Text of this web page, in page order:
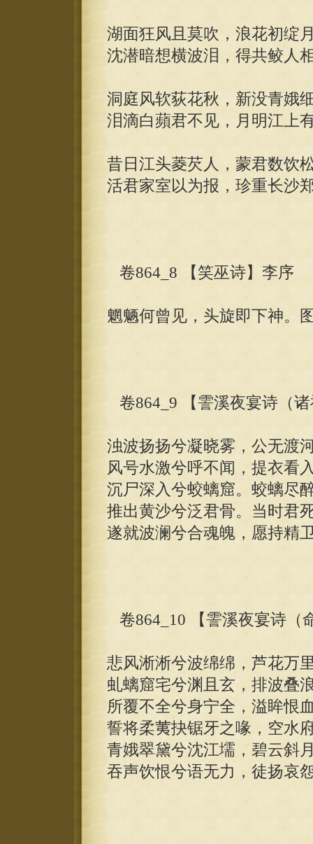
湖面狂风且莫吹，浪花初绽
沈潜暗想横波泪，得共鲛人
洞庭风软荻花秋，新没青娥
泪滴白蘋君不见，月明江上
昔日江头菱芡人，蒙君数饮
活君家室以为报，珍重长沙
卷864_8 【笑巫诗】李序
魍魉何曾见，头旋即下神。
卷864_9 【霅溪夜宴诗（
浊波扬扬兮凝晓雾，公无渡
风号水激兮呼不闻，提衣看
沉尸深入兮蛟螭窟。蛟螭尽
推出黄沙兮泛君骨。当时君
遂就波澜兮合魂魄，愿持精
卷864_10 【霅溪夜宴诗（
悲风淅淅兮波绵绵，芦花万
虬螭窟宅兮渊且玄，排波叠
所覆不全兮身宁全，溢眸恨
誓将柔荑抉锯牙之喙，空水
青娥翠黛兮沈江壖，碧云斜
吞声饮恨兮语无力，徒扬哀